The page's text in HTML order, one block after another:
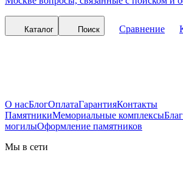
Каталог Поиск Сравнение
О насБлогОплатаГарантияКонтакты
ПамятникиМемориальные комплексы
могилыОформление памятников
Мы в сети